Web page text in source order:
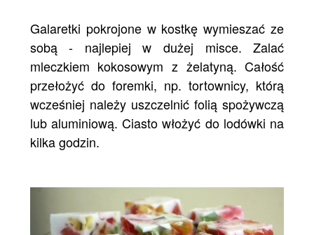
Galaretki pokrojone w kostkę wymieszać ze
sobą - najlepiej w dużej misce. Zalać
mleczkiem kokosowym z żelatyną. Całość
przełożyć do foremki, np. tortownicy, którą
wcześniej należy uszczelnić folią spożywczą
lub aluminiową. Ciasto włożyć do lodówki na
kilka godzin.